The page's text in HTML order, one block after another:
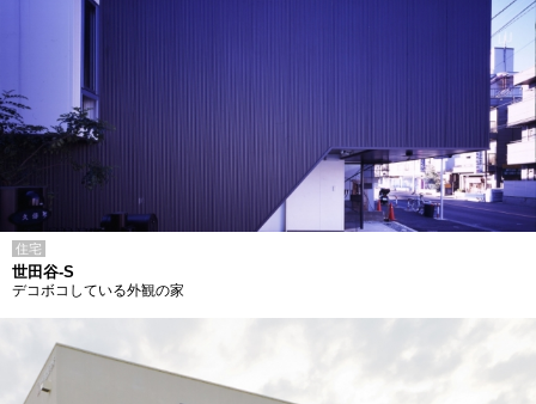
住宅
世田谷-S
デコボコしている外観の家